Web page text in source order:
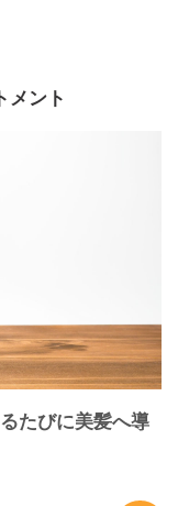
セリル、ヒドロキシプ
、ステアラミドプロピ
ルデシル、ＢＧ、ステ
サラクトン、ヘマチ
ィルムノドスム／ヒバ
レスセンス／ミツイシ
ミツ、クチナシ成長点
ギリソウ花／葉／茎エ
葉エキス、ブドウ葉エ
キ葉エキス、セイヨウキ
リー葉エキス、海塩、香
、塩基性茶16、シクロ
ジメチコン、セテス－
セリル、ヒドロキシプ
ニウムクロリド、エタ
ル、フェノキシエタノ
メント
たびに美髪へ導